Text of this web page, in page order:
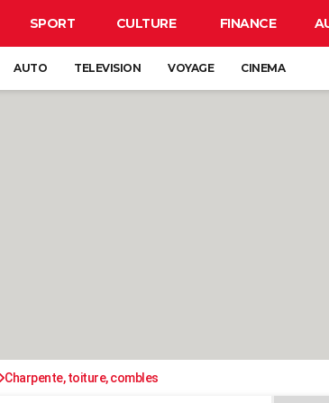
SPORT CULTURE FINANCE
AUTO TELEVISION VOYAGE CINEMA
Charpente, toiture, combles